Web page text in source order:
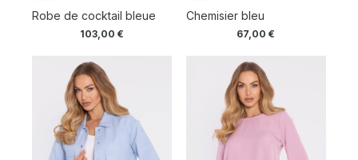
Robe de cocktail bleue
103,00€
Chemisier bleu
67,00€